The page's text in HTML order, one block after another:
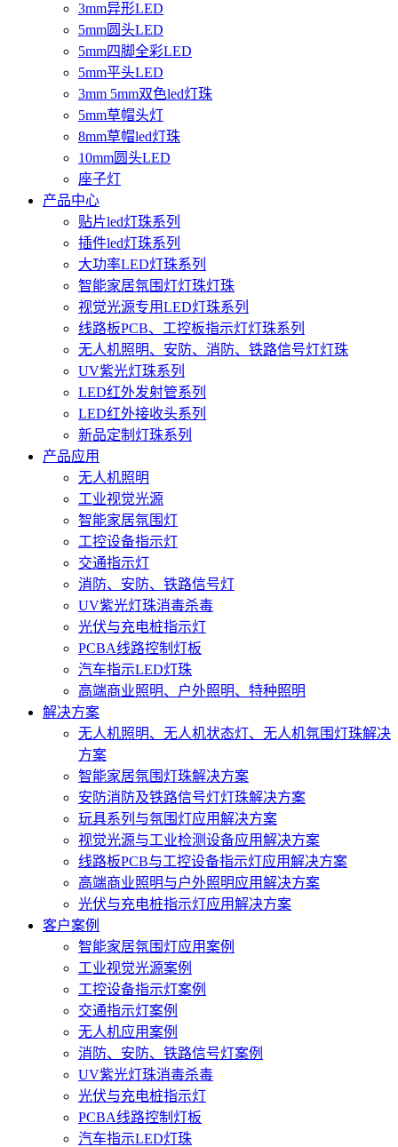
3mm异形LED
5mm圆头LED
5mm四脚全彩LED
5mm平头LED
3mm 5mm双色led灯珠
5mm草帽头灯
8mm草帽led灯珠
10mm圆头LED
座子灯
产品中心
贴片led灯珠系列
插件led灯珠系列
大功率LED灯珠系列
智能家居氛围灯灯珠灯珠
视觉光源专用LED灯珠系列
线路板PCB、工控板指示灯灯珠系列
无人机照明、安防、消防、铁路信号灯灯珠
UV紫光灯珠系列
LED红外发射管系列
LED红外接收头系列
新品定制灯珠系列
产品应用
无人机照明
工业视觉光源
智能家居氛围灯
工控设备指示灯
交通指示灯
消防、安防、铁路信号灯
UV紫光灯珠消毒杀毒
光伏与充电桩指示灯
PCBA线路控制灯板
汽车指示LED灯珠
高端商业照明、户外照明、特种照明
解决方案
无人机照明、无人机状态灯、无人机氛围灯珠解决
方案
智能家居氛围灯珠解决方案
安防消防及铁路信号灯灯珠解决方案
玩具系列与氛围灯应用解决方案
视觉光源与工业检测设备应用解决方案
线路板PCB与工控设备指示灯应用解决方案
高端商业照明与户外照明应用解决方案
光伏与充电桩指示灯应用解决方案
客户案例
智能家居氛围灯应用案例
工业视觉光源案例
工控设备指示灯案例
交通指示灯案例
无人机应用案例
消防、安防、铁路信号灯案例
UV紫光灯珠消毒杀毒
光伏与充电桩指示灯
PCBA线路控制灯板
汽车指示LED灯珠